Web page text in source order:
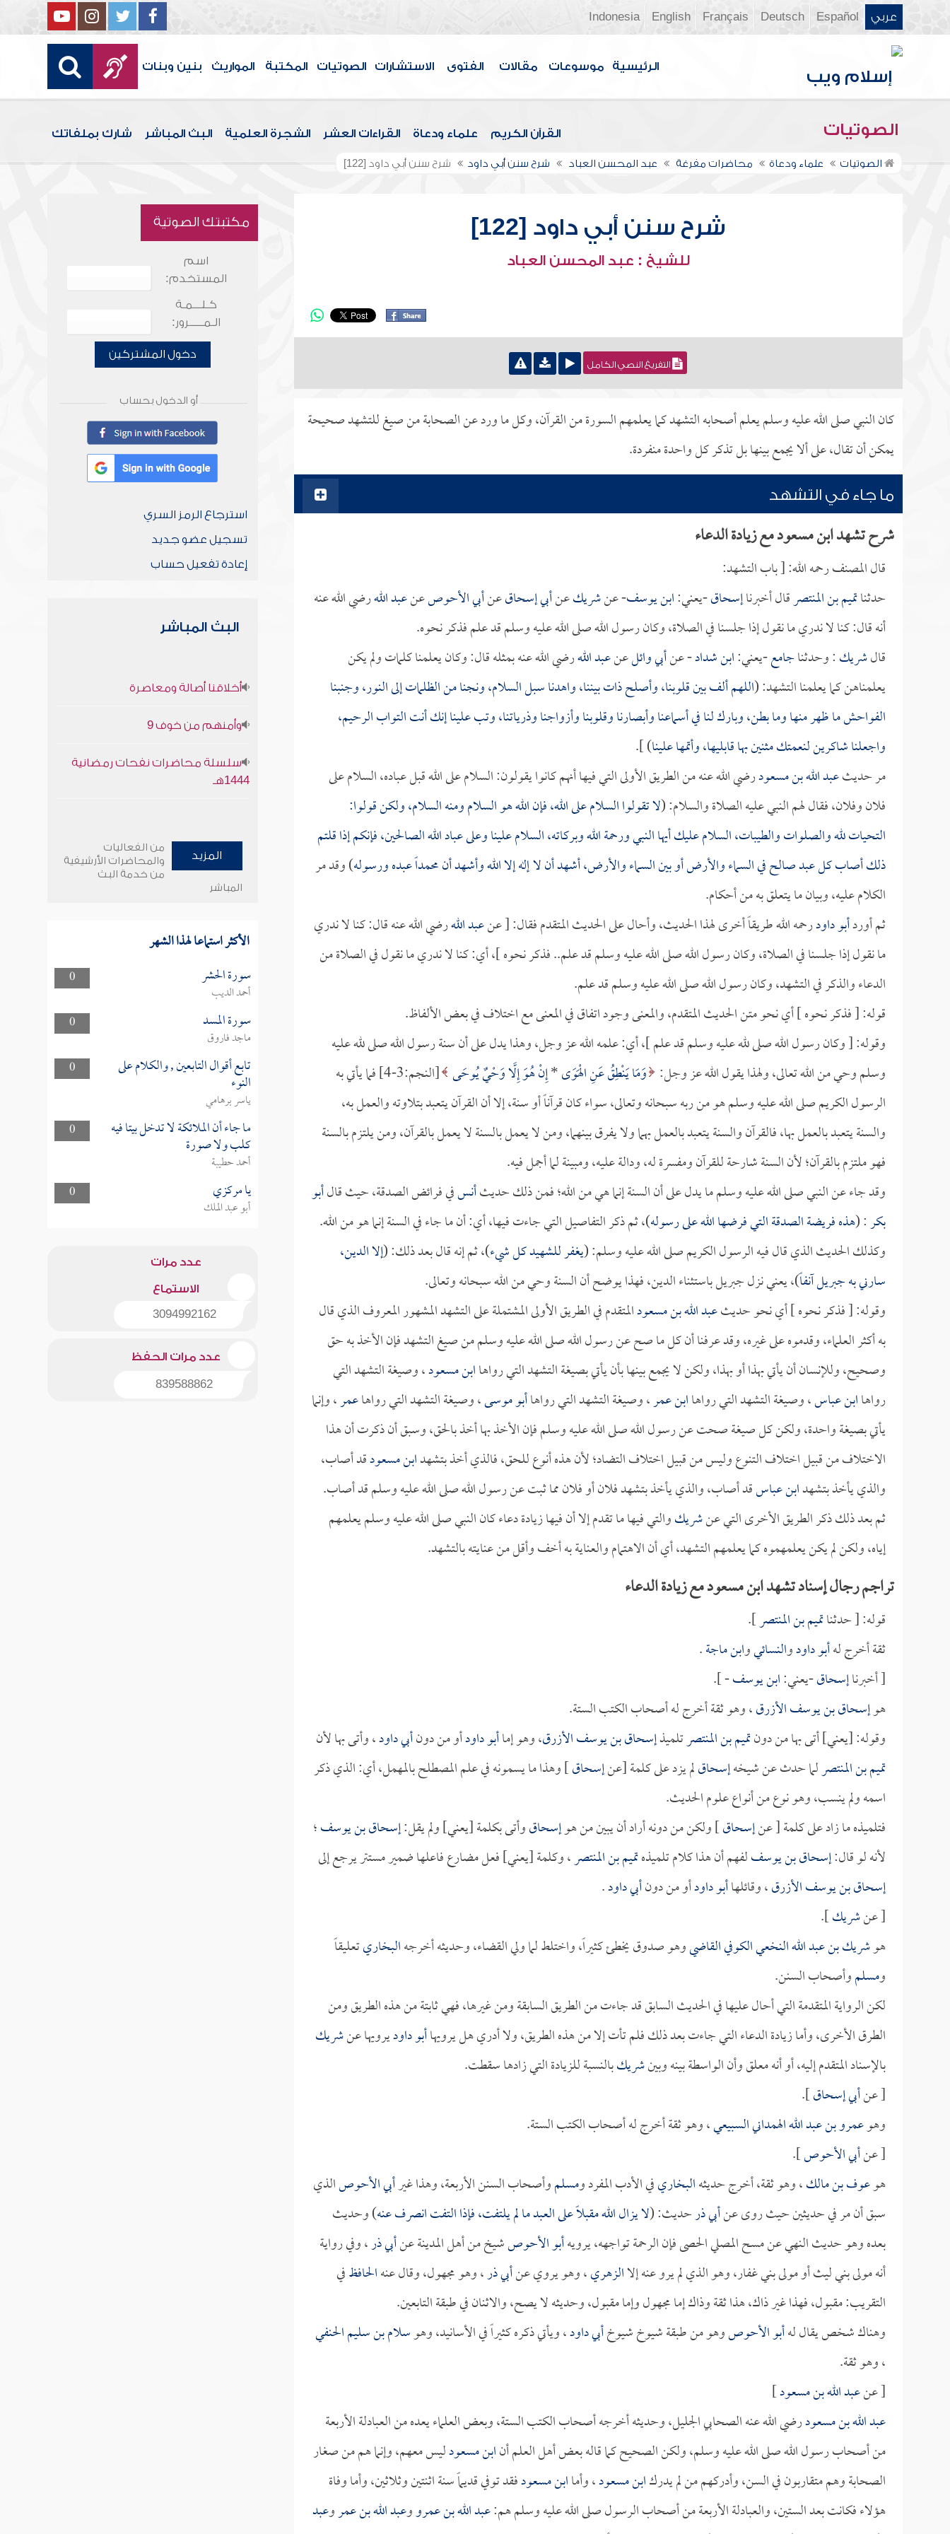
عربي Español
Deutsch
Français
English
Indonesia
الرئيسية موسوعات مقالات الفتوى الاستشارات الصوتيات المكتبة المواريث بنين وبنات
الصوتيات القرآن الكريم علماء ودعاة القراءات العشر الشجرة العلمية البث المباشر شارك بملفاتك
الصوتيات علماء ودعاة محاضرات مفرغة عبد المحسن العباد شرح سنن أبي داود شرح سنن أبي داود [122]
شرح سنن أبي داود [122]
للشيخ : عبد المحسن العباد
التفريغ النصي الكامل
كان النبي صلى الله عليه وسلم يعلم أصحابه التشهد كما يعلمهم السورة من القرآن، وكل ما ورد عن الصحابة من صيغ للتشهد صحيحة
يمكن أن تقال، على ألا يجمع بينها بل تذكر كل واحدة منفردة.
ما جاء في التشهد
شرح تشهد ابن مسعود مع زيادة الدعاء
قال المصنف رحمه الله: [ باب التشهد:
حدثناتميم بن المنتصرقال أخبرناإسحاق-يعني:ابن يوسف- عنشريكعنأبي إسحاقعنأبي الأحوصعنعبد اللهرضي الله عنه
أنه قال: كنا لا ندري ما نقول إذا جلسنا في الصلاة، وكان رسول الله صلى الله عليه وسلم قد علم فذكر نحوه.
قالشريك: وحدثناجامع-يعني:ابن شداد- عنأبي وائلعنعبد اللهرضي الله عنه بمثله قال: وكان يعلمنا كلمات ولم يكن
يعلمناهن كما يعلمنا التشهد: (اللهم ألف بين قلوبنا، وأصلح ذات بيننا، واهدنا سبل السلام، ونجنا من الظلمات إلى النور، وجنبنا
الفواحش ما ظهر منها وما بطن، وبارك لنا في أسماعنا وأبصارنا وقلوبنا وأزواجنا وذرياتنا، وتب علينا إنك أنت التواب الرحيم،
واجعلنا شاكرين لنعمتك مثنين بها قابليها، وأتمها علينا) ].
مر حديثعبد الله بن مسعودرضي الله عنه من الطريق الأولى التي فيها أنهم كانوا يقولون: السلام على الله قبل عباده، السلام على
فلان وفلان، فقال لهم النبي عليه الصلاة والسلام: (لا تقولوا السلام على الله، فإن الله هو السلام ومنه السلام، ولكن قولوا:
التحيات لله والصلوات والطيبات، السلام عليك أيها النبي ورحمة الله وبركاته، السلام علينا وعلى عباد الله الصالحين، فإنكم إذا قلتم
ذلك أصاب كل عبد صالح في السماء والأرض أو بين السماء والأرض، أشهد أن لا إله إلا الله وأشهد أن محمداً عبده ورسوله) وقد مر
الكلام عليه، وبيان ما يتعلق به من أحكام.
ثم أوردأبو داودرحمه الله طريقاً أخرى لهذا الحديث، وأحال على الحديث المتقدم فقال: [ عنعبد اللهرضي الله عنه قال: كنا لا ندري
ما نقول إذا جلسنا في الصلاة، وكان رسول الله صلى الله عليه وسلم قد علم.. فذكر نحوه ]، أي: كنا لا ندري ما نقول في الصلاة من
الدعاء والذكر في التشهد، وكان رسول الله صلى الله عليه وسلم قد علم.
قوله: [ فذكر نحوه ] أي نحو متن الحديث المتقدم، والمعنى وجود اتفاق في المعنى مع اختلاف في بعض الألفاظ.
وقوله: [ وكان رسول الله صلى لله عليه وسلم قد علم ]، أي: علمه الله عز وجل، وهذا يدل على أن سنة رسول الله صلى لله عليه
وسلم وحي من الله تعالى، ولهذا يقول الله عز وجل: وَمَا يَنْطِقُ عَنِ الْهَوَى*إِنْ هُوَ إِلَّا وَحْيٌ يُوحَى
[النجم:3-4] فما يأتي به
الرسول الكريم صلى الله عليه وسلم هو من ربه سبحانه وتعالى، سواء كان قرآناً أو سنة، إلا أن القرآن يتعبد بتلاوته والعمل به،
والسنة يتعبد بالعمل بها، فالقرآن والسنة يتعبد بالعمل بهما ولا يفرق بينهما، ومن لا يعمل بالسنة لا يعمل بالقرآن، ومن يلتزم بالسنة
فهو ملتزم بالقرآن؛ لأن السنة شارحة للقرآن ومفسرة له، ودالة عليه، ومبينة لما أجمل فيه.
وقد جاء عن النبي صلى الله عليه وسلم ما يدل على أن السنة إنما هي من الله؛ فمن ذلك حديثأنسفي فرائض الصدقة، حيث قالأبو
بكر: (هذه فريضة الصدقة التي فرضها الله على رسوله)، ثم ذكر التفاصيل التي جاءت فيها، أي: أن ما جاء في السنة إنما هو من الله.
وكذلك الحديث الذي قال فيه الرسول الكريم صلى الله عليه وسلم: (يغفر للشهيد كل شيء)، ثم إنه قال بعد ذلك: (إلا الدين،
سارني به جبريل آنفاً)، يعني نزل جبريل باستثناء الدين، فهذا يوضح أن السنة وحي من الله سبحانه وتعالى.
وقوله: [ فذكر نحوه ] أي نحو حديثعبد الله بن مسعودالمتقدم في الطريق الأولى المشتملة على التشهد المشهور المعروف الذي قال
به أكثر العلماء، وقدموه على غيره، وقد عرفنا أن كل ما صح عن رسول الله صلى الله عليه وسلم من صيغ التشهد فإن الأخذ به حق
وصحيح، وللإنسان أن يأتي بهذا أو بهذا، ولكن لا يجمع بينها بأن يأتي بصيغة التشهد التي رواهاابن مسعود، وصيغة التشهد التي
رواهاابن عباس، وصيغة التشهد التي رواهاابن عمر، وصيغة التشهد التي رواهاأبو موسى، وصيغة التشهد التي رواهاعمر، وإنما
يأتي بصيغة واحدة، ولكن كل صيغة صحت عن رسول الله صلى الله عليه وسلم فإن الأخذ بها أخذ بالحق، وسبق أن ذكرت أن هذا
الاختلاف من قبيل اختلاف التنوع وليس من قبيل اختلاف التضاد؛ لأن هذه أنوع للحق، فالذي أخذ بتشهدابن مسعودقد أصاب،
والذي يأخذ بتشهدابن عباسقد أصاب، والذي يأخذ بتشهد فلان أو فلان مما ثبت عن رسول الله صلى الله عليه وسلم قد أصاب.
ثم بعد ذلك ذكر الطريق الأخرى التي عنشريكوالتي فيها ما تقدم إلا أن فيها زيادة دعاء كان النبي صلى الله عليه وسلم يعلمهم
إياه، ولكن لم يكن يعلمهموه كما يعلمهم التشهد، أي أن الاهتمام والعناية به أخف وأقل من عنايته بالتشهد.
تراجم رجال إسناد تشهد ابن مسعود مع زيادة الدعاء
قوله: [ حدثناتميم بن المنتصر].
ثقة أخرج لهأبو داودوالنسائيوابن ماجة.
[ أخبرناإسحاق-يعني:ابن يوسف- ].
هوإسحاق بن يوسف الأزرق، وهو ثقة أخرج له أصحاب الكتب الستة.
وقوله: [يعني] أتى بها من دونتميم بن المنتصرتلميذإسحاق بن يوسف الأزرق، وهو إماأبو داودأو من دونأبي داود، وأتى بها لأن
تميم بن المنتصرلما حدث عن شيخهإسحاقلم يزد على كلمة [عنإسحاق] وهذا ما يسمونه في علم المصطلح بالمهمل، أي: الذي ذكر
اسمه ولم ينسب، وهو نوع من أنواع علوم الحديث.
فتلميذه ما زاد على كلمة [ عنإسحاق] ولكن من دونه أراد أن يبين من هوإسحاقوأتى بكلمة [يعني] ولم يقل:إسحاق بن يوسف؛
لأنه لو قال:إسحاق بن يوسفلفهم أن هذا كلام تلميذهتميم بن المنتصر، وكلمة [يعني] فعل مضارع فاعلها ضمير مستتر يرجع إلى
إسحاق بن يوسف الأزرق، وقائلهاأبو داودأو من دونأبي داود.
[ عنشريك].
هوشريك بن عبد الله النخعي الكوفي القاضيوهو صدوق يخطئ كثيراً، واختلط لما ولي القضاء، وحديثه أخرجهالبخاريتعليقاً
ومسلموأصحاب السنن.
لكن الرواية المتقدمة التي أحال عليها في الحديث السابق قد جاءت من الطريق السابقة ومن غيرها، فهي ثابتة من هذه الطريق ومن
الطرق الأخرى، وأما زيادة الدعاء التي جاءت بعد ذلك فلم تأت إلا من هذه الطريق، ولا أدري هل يرويهاأبو داوديرويها عنشريك
بالإسناد المتقدم إليه، أو أنه معلق وأن الواسطة بينه وبينشريكبالنسبة للزيادة التي زادها سقطت.
[ عنأبي إسحاق].
وهوعمرو بن عبد الله الهمداني السبيعي، وهو ثقة أخرج له أصحاب الكتب الستة.
[ عنأبي الأحوص].
هوعوف بن مالك، وهو ثقة، أخرج حديثهالبخاريفي الأدب المفرد ومسلموأصحاب السنن الأربعة، وهذا غيرأبي الأحوصالذي
سبق أن مر في حديثين حيث روى عنأبي ذرحديث: (لا يزال الله مقبلاً على العبد ما لم يلتفت، فإذا التفت انصرف عنه) وحديث
بعده وهو حديث النهي عن مسح المصلي الحصى فإن الرحمة تواجهه، يرويهأبو الأحوصشيخ من أهل المدينة عنأبي ذر، وفي رواية
أنه مولى بني ليث أو مولى بني غفار، وهو الذي لم يرو عنه إلاالزهري، وهو يروي عنأبي ذر، وهو مجهول، وقال عنهالحافظفي
التقريب: مقبول، فهذا غير ذاك، هذا ثقة وذاك إما مجهول وإما مقبول، وحديثه لا يصح، والاثنان في طبقة التابعين.
وهناك شخص يقال لهأبو الأحوصوهو من طبقة شيوخ شيوخأبي داود، ويأتي ذكره كثيراً في الأسانيد، وهوسلام بن سليم الحنفي
، وهو ثقة.
[ عنعبد الله بن مسعود]
عبد الله بن مسعودرضي الله عنه الصحابي الجليل، وحديثه أخرجه أصحاب الكتب الستة، وبعض العلماء يعده من العبادلة الأربعة
من أصحاب رسول الله صلى الله عليه وسلم، ولكن الصحيح كما قاله بعض أهل العلم أنابن مسعودليس معهم، وإنما هم من صغار
الصحابة وهم متقاربون في السن، وأدركهم من لم يدركابن مسعود، وأماابن مسعودفقد توفي قديماً سنة اثنتين وثلاثين، وأما وفاة
هؤلاء فكانت بعد الستين، والعبادلة الأربعة من أصحاب الرسول صلى الله عليه وسلم هم:عبد الله بن عمرووعبد الله بن عمروعبد
مكتبتك الصوتية
اسم
المستخدم:
كـلـــمـة
الـمـــــرور:
دخول المشتركين
أو الدخول بحساب
استرجاع الرمز السري
تسجيل عضو جديد
إعادة تفعيل حساب
البث المباشر
أخلاقنا أصالة ومعاصرة
وأمنهم من خوف 9
سلسلة محاضرات نفحات رمضانية
1444هـ
المزيد
من الفعاليات
والمحاضرات الأرشيفية
من خدمة البث
المباشر
الأكثر استماعا لهذا الشهر
0 سورة الحشر
أحمد الديب
0
سورة المسد
ماجد فاروق
0
تابع أقوال التابعين , والكلام على
النوء
ياسر برهامي
0
ما جاء أن الملائكة لا تدخل بيتا فيه
كلب ولا صورة
أحمد حطيبة
0
يا مركزي
أبو عبد الملك
عدد مرات
الاستماع
3094992162
عدد مرات الحفظ
839588862